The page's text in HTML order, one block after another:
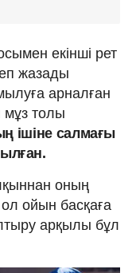
екінші рет
жазады
арналған
мұз толы
ішіне салмағы
оның
ойын басқаға
арқылы бұл